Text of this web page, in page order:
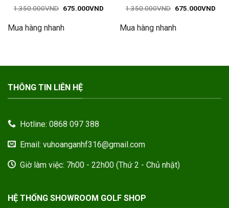
Được xếp
sao
1.350.000VND Giá
1.350.000VND.
675.000VNDGiá
Mua hàng nhanh
Được xếp
sao
1.350.000VND Giá
1.350.000VND.
675.000VNDGiá
Mua hàng nhanh
THÔNG TIN LIÊN HỆ
Hotline: 0868 097 388
Email: vuhoanganhf316@gmail.com
Giờ làm việc: 7h00 - 22h00 (Thứ 2 - Chủ nhật)
HỆ THỐNG SHOWROOM GOLF SHOP